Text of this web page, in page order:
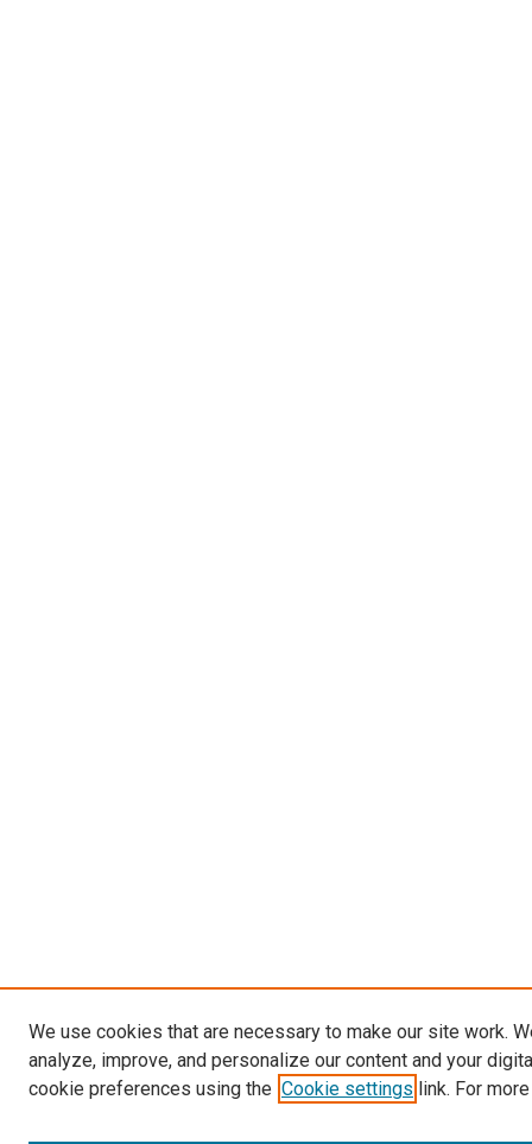
We use cookies that are necessary to make our site work.
analyze, improve, and personalize our content and your
cookie preferences using the Cookie settings link. For